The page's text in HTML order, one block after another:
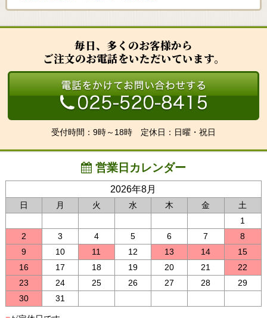
毎日、多くのお客様から
ご注文のお電話をいただいています。
受付時間：9時～18時 定休日：日曜・祝日
営業日カレンダー
2026年8月
日 月 火 水 木 金
土
1
2
3 4 5 6 7
8
9
10 11 12 13 14
15
16
17 18 19 20 21
22
23
24 25 26 27 28
29
30
31